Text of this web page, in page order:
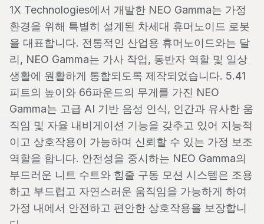
1X Technologies에서 개발한 NEO Gamma는 가정
환경을 위해 특별히 설계된 차세대 휴머노이드 로봇
을 대표합니다. 전통적인 산업용 휴머노이드와는 달
리, NEO Gamma는 가사 작업, 동반자 역할 및 일상
생활에 원활하게 통합되도록 제작되었습니다. 5.41
피트의 높이와 66파운드의 무게를 가진 NEO
Gamma는 고급 AI 기반 음성 인식, 인간과 유사한 움
직임 및 자율 내비게이션 기능을 갖추고 있어 지능적
이고 상호작용이 가능하며 신뢰할 수 있는 가정 보조
역할을 합니다. 안전성을 중시하는 NEO Gamma의
부드러운 니트 수트와 힘줄 구동 모션 시스템은 조용
하고 부드럽고 자연스러운 움직임을 가능하게 하여
가정 내에서 안전하고 편안한 상호작용을 보장합니